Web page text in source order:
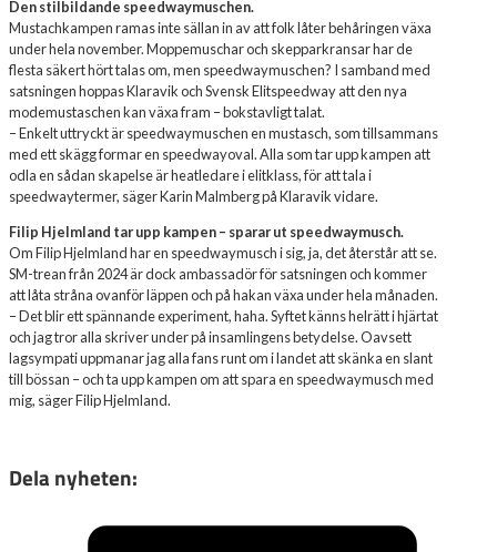
Den stilbildande speedwaymuschen.
Mustachkampenramas inte sällan in av att folk låterbehåringen växa
under hela november.Moppemuschar och skepparkransar har de
flesta säkert hörttalasom, men speedwaymuschen? I samband med
satsningen hoppas Klaravik och Svensk Elitspeedway attden nya
modemustaschenkan växa fram – bokstavligt talat.
– Enkelt uttryckt är speedwaymuschen en mustasch, som tillsammans
medett skäggformar en speedwayoval.Alla som tar upp kampen att
odlaen sådan skapelse är heatledarei elitklass, för att talai
speedwaytermer, säger Karin Malmberg på Klaravik vidare.
Filip Hjelmland tar upp kampen – sparar ut speedwaymusch.
Om Filip Hjelmland har en speedwaymusch i sig,ja, detåterstår att se.
SM-trean från 2024 är dock ambassadörför satsningen och kommer
att låta stråna ovanför läppenoch på hakanväxa under hela månaden.
– Det blir ett spännande experiment, haha.Syftet kännshelrätt ihjärtat
och jag tror alla skriverunder påinsamlingens betydelse. Oavsett
lagsympatiuppmanarjagallafansrunt om i landetatt skänkaen slant
till bössan – och tauppkampen om att spara en speedwaymuschmed
mig, säger Filip Hjelmland.
Dela nyheten: